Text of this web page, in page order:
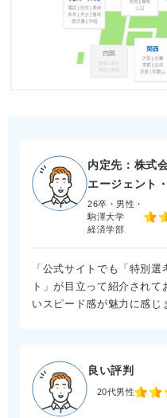
内定先：株式
エージェント
26卒・男性・
駒澤大学
経済学部
「公式サイトでも「特別
ト」が目立って紹介され
いスピード感が魅力に感じ
良い評判
20代男性